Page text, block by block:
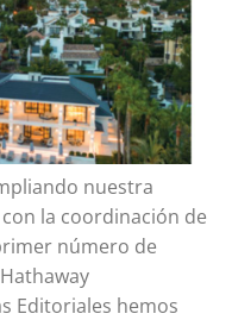
nuestra
la coordinación de
número de
Editoriales hemos